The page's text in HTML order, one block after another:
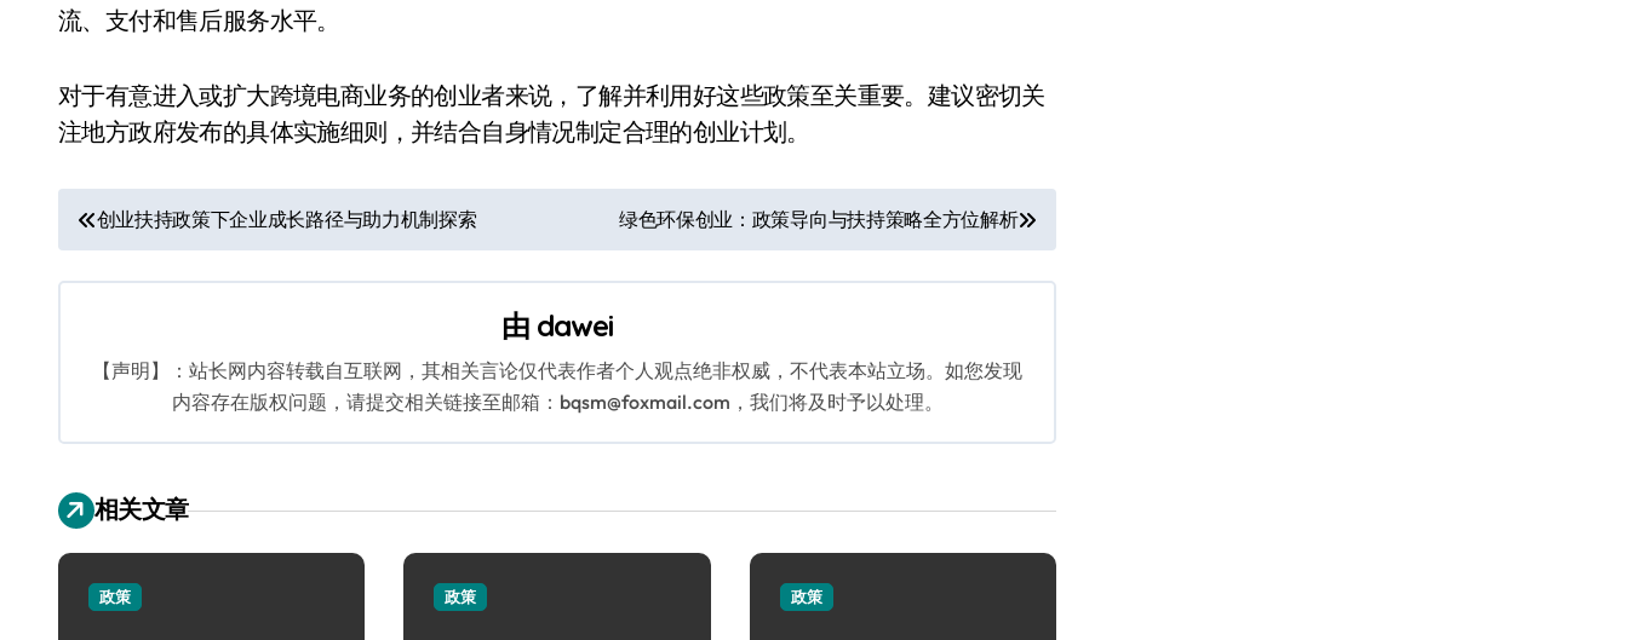
流、支付和售后服务水平。
对于有意进入或扩大跨境电商业务的创业者来说，了解并利用好这些政策至关重要。建议密切关
注地方政府发布的具体实施细则，并结合自身情况制定合理的创业计划。
文
章
创业扶持政策下企业成长路径与助力机制探索 绿色环保创业：政策导向与扶持策略全方位解析
由 dawei
【声明】：站长网内容转载自互联网，其相关言论仅代表作者个人观点绝非权威，不代表本站立场。如您发现
内容存在版权问题，请提交相关链接至邮箱：bqsm@foxmail.com，我们将及时予以处理。
相关文章
政策 政策 政策